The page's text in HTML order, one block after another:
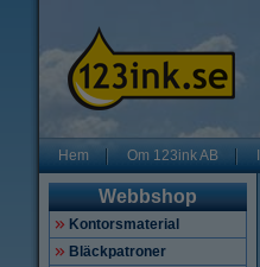
Hem Om 123ink AB
Webbshop
Kontorsmaterial
Bläckpatroner